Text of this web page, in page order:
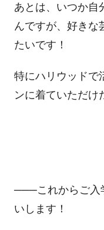
あとは、いつか自
んですが、好きな
たいです！
特にハリウッドで
ンに着ていただけ
───これからご入
いします！